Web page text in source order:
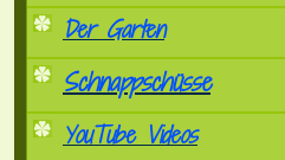
Der Garten
Schnappschüsse
YouTube Videos